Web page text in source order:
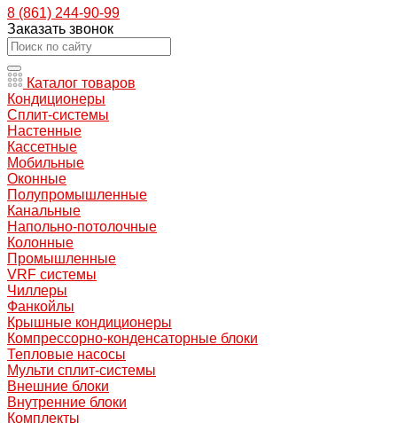
8 (861) 244-90-99
Заказать звонок
Каталог товаров
Кондиционеры
Сплит-системы
Настенные
Кассетные
Мобильные
Оконные
Полупромышленные
Канальные
Напольно-потолочные
Колонные
Промышленные
VRF системы
Чиллеры
Фанкойлы
Крышные кондиционеры
Компрессорно-конденсаторные блоки
Тепловые насосы
Мульти сплит-системы
Внешние блоки
Внутренние блоки
Комплекты